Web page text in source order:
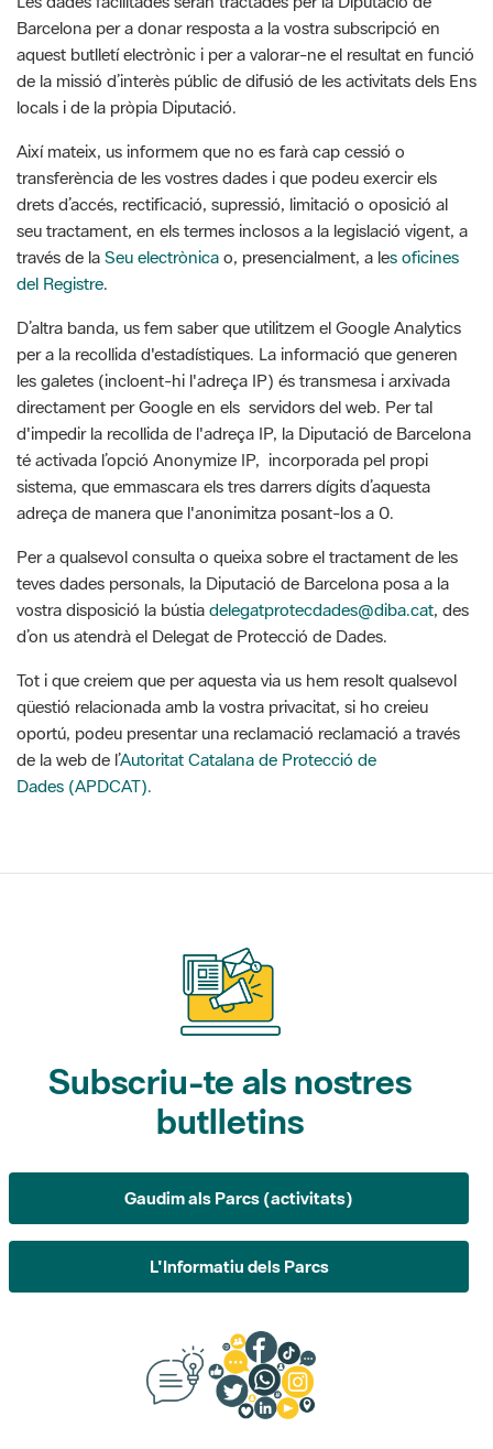
locals i de la pròpia Diputació.
Així mateix, us informem que no es farà cap cessió o
transferència de les vostres dades i que podeu exercir els
seu tractament, en els termes inclosos a la legislació vigent, a
través de laSeu electrònica o, presencialment, a les oficines
del Registre.
D’altra banda, us fem saber que utilitzem el Google Analytics
per a la recollida d'estadístiques. La informació que generen
directament per Google en els servidors del web. Per tal
d'impedir la recollida de l'adreça IP, la Diputació de Barcelona
té activada l’opció Anonymize IP, incorporada pel propi
sistema, que emmascara els tres darrers dígits d’aquesta
adreça de manera que l'anonimitza posant-los a 0.
Per a qualsevol consulta o queixa sobre el tractament de les
teves dades personals, la Diputació de Barcelona posa a la
d’on us atendrà el Delegat de Protecció de Dades.
Tot i que creiem que per aquesta via us hem resolt qualsevol
qüestió relacionada amb la vostra privacitat, si ho creieu
de la web de l’Autoritat Catalana de Protecció de
Dades (APDCAT).
Subscriu-te als nostres
butlletins
Gaudim als Parcs (activitats)
L'Informatiu dels Parcs
Suggeriments, opinió i
xarxes socials